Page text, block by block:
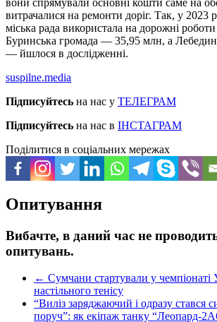
витрачалися на ремонти доріг. Так, у 2023
міська рада використала на дорожні
Буринська громада — 35,95 млн, а
— йшлося в дослідженні.
suspilne.media
Підписуйтесь на нас у ТЕЛЕГРАМ
Підписуйтесь на нас в ІНСТАГРАМ
Поділитися в соціальних мережах
Опитування
Вибачте, в даний час не
опитувань.
← Сумчани стартували у чемпіонаті
настільного тенісу
“Виліз заряджаючий і одразу стався
поруч”: як екіпаж танку “Леопард-